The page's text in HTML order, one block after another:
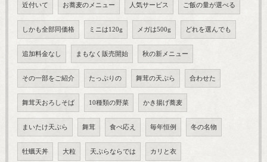
近付いて お蕎麦のメニュー 人気サービス ご飯の量が選べる
しかも全部同価格 ミニは120g メガは500g どれを選んでも
追加料金なし まもなく販売開始 秋の新メニュー
その一部をご紹介 たっぷりの 舞茸の天ぷら 合わせた
舞茸天おろしそば 10種類の野菜 かき揚げ蕎麦
まいたけ天ぷら 舞茸 食べ応え 毎年恒例 冬の名物
牡蠣天丼 大粒 天ぷらならでは カリと衣